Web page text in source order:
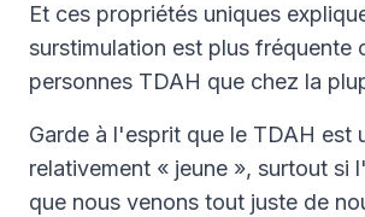
Et ces propriétés uniques
surstimulation est plus fréquente
personnes TDAH que chez la
Garde à l'esprit que le TDAH est
relativement « jeune », surtout si
que nous venons tout juste de